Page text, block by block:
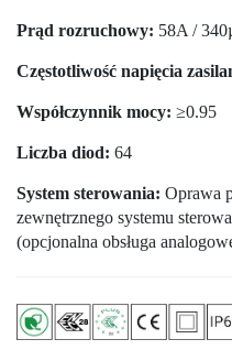
Prąd rozruchowy: 58A /
Częstotliwość napięcia
Współczynnik mocy: ≥0.95
Liczba diod: 64
System sterowania: Oprawa
zewnętrznego systemu
(opcjonalna obsługa